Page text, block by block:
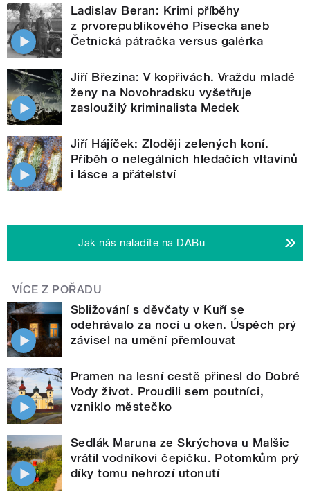
Ladislav Beran: Krimi příběhy
z prvorepublikového Písecka aneb
Četnická pátračka versus galérka
Jiří Březina: V kopřivách. Vraždu mladé
ženy na Novohradsku vyšetřuje
zasloužilý kriminalista Medek
Jiří Hájíček: Zloději zelených koní.
Příběh o nelegálních hledačích vltavínů
i lásce a přátelství
Jak nás naladíte na DABu
VÍCE Z POŘADU
Sbližování s děvčaty v Kuří se
odehrávalo za nocí u oken. Úspěch prý
závisel na umění přemlouvat
Pramen na lesní cestě přinesl do Dobré
Vody život. Proudili sem poutníci,
vzniklo městečko
Sedlák Maruna ze Skrýchova u Malšic
vrátil vodníkovi čepičku. Potomkům prý
díky tomu nehrozí utonutí